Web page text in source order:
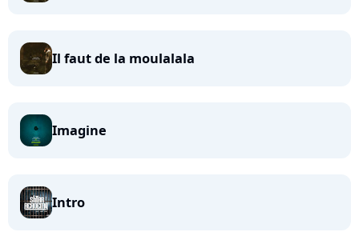
Il faut de la moulalala
Imagine
Intro